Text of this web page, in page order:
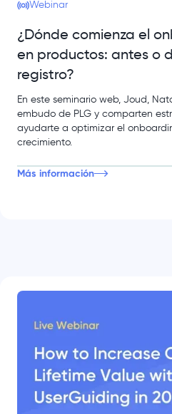
Webinar
¿Dónde comienza el
en productos: antes o
registro?
En este seminario web, Joud,
embudo de PLG y comparten
ayudarte a optimizar el
crecimiento.
Más información